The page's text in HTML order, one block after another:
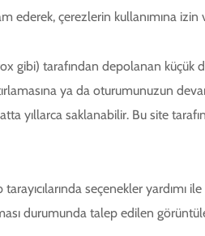
ederek, çerezlerin kullanımına
gibi) tarafından depolanan küçük
ya da oturumunuzun
yıllarca saklanabilir. Bu site
seçenekler yardımı ile
durumunda talep edilen